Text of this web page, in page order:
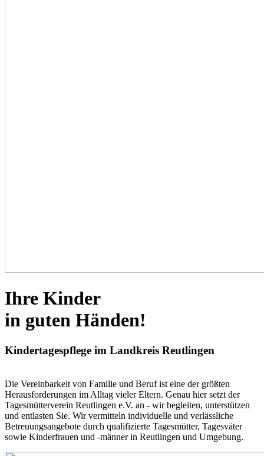
Ihre Kinder
in guten Händen! ​
Kindertagespflege im Landkreis Reutlingen
Die Vereinbarkeit von Familie und Beruf ist eine der größten
Herausforderungen im Alltag vieler Eltern. Genau hier setzt der
Tagesmütterverein Reutlingen e.V. an - wir begleiten, unterstützen
und entlasten Sie. Wir vermitteln individuelle und verlässliche
Betreuungsangebote durch qualifizierte Tagesmütter, Tagesväter
sowie Kinderfrauen und -männer in Reutlingen und Umgebung. ​